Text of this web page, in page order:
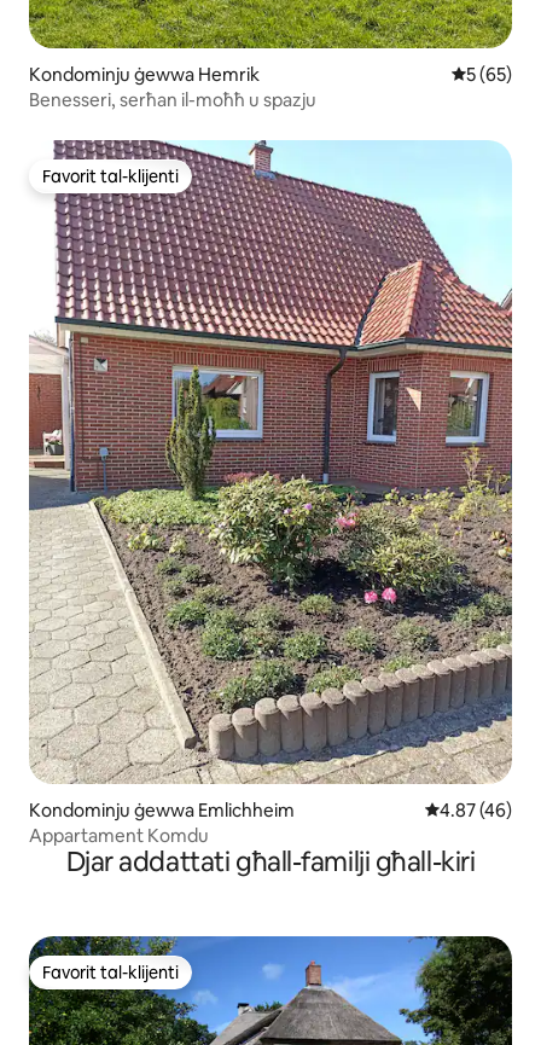
Kondominju ġewwa Hemrik Rating
5 (65)
Benesseri, serħan il-moħħ u spazju
Favorit tal-klijenti
Favorit tal-klijenti
Kondominju ġewwa Emlichheim Rating
4.87 (46)
Appartament Komdu
Djar addattati għall-familji għall-kiri
Favorit tal-klijenti
Favorit tal-klijenti